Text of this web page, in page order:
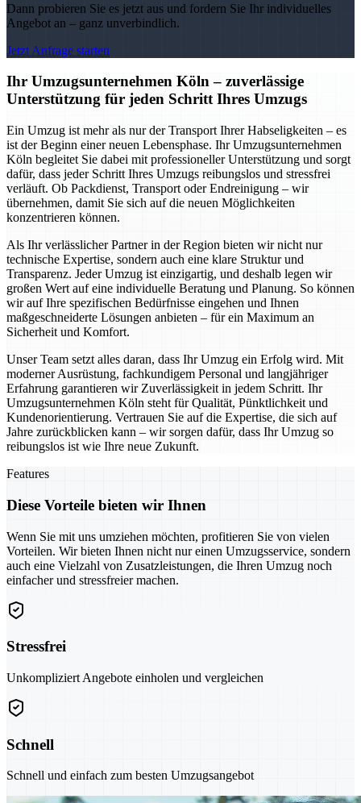
Dann probieren Sie es jetzt aus und fordern Sie Ihr individuelles
Angebot an – ganz unverbindlich.
Jetzt Anfrage starten
Ihr Umzugsunternehmen Köln – zuverlässige
Unterstützung für jeden Schritt Ihres Umzugs
Ein Umzug ist mehr als nur der Transport Ihrer Habseligkeiten – es
ist der Beginn einer neuen Lebensphase. Ihr Umzugsunternehmen
Köln begleitet Sie dabei mit professioneller Unterstützung und sorgt
dafür, dass jeder Schritt Ihres Umzugs reibungslos und stressfrei
verläuft. Ob Packdienst, Transport oder Endreinigung – wir
übernehmen, damit Sie sich auf die neuen Möglichkeiten
konzentrieren können.
Als Ihr verlässlicher Partner in der Region bieten wir nicht nur
technische Expertise, sondern auch eine klare Struktur und
Transparenz. Jeder Umzug ist einzigartig, und deshalb legen wir
großen Wert auf eine individuelle Beratung und Planung. So können
wir auf Ihre spezifischen Bedürfnisse eingehen und Ihnen
maßgeschneiderte Lösungen anbieten – für ein Maximum an
Sicherheit und Komfort.
Unser Team setzt alles daran, dass Ihr Umzug ein Erfolg wird. Mit
moderner Ausrüstung, fachkundigem Personal und langjähriger
Erfahrung garantieren wir Zuverlässigkeit in jedem Schritt. Ihr
Umzugsunternehmen Köln steht für Qualität, Pünktlichkeit und
Kundenorientierung. Vertrauen Sie auf die Expertise, die sich auf
Jahre zurückblicken kann – wir sorgen dafür, dass Ihr Umzug so
reibungslos ist wie Ihre neue Zukunft.
Features
Diese Vorteile bieten wir Ihnen
Wenn Sie mit uns umziehen möchten, profitieren Sie von vielen
Vorteilen. Wir bieten Ihnen nicht nur einen Umzugsservice, sondern
auch eine Vielzahl von Zusatzleistungen, die Ihren Umzug noch
einfacher und stressfreier machen.
Stressfrei
Unkompliziert Angebote einholen und vergleichen
Schnell
Schnell und einfach zum besten Umzugsangebot